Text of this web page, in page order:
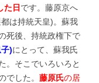
た日 です。藤原京へ
は持統天皇)。蘇我
死後、持統政権下で
)にとって、蘇我氏
。そこでいろいろと
でした。 藤原氏の居